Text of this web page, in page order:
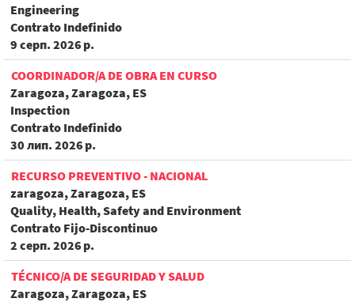
Engineering
Contrato Indefinido
9 серп. 2026 р.
COORDINADOR/A DE OBRA EN CURSO
Zaragoza, Zaragoza, ES
Inspection
Contrato Indefinido
30 лип. 2026 р.
RECURSO PREVENTIVO - NACIONAL
zaragoza, Zaragoza, ES
Quality, Health, Safety and Environment
Contrato Fijo-Discontinuo
2 серп. 2026 р.
TÉCNICO/A DE SEGURIDAD Y SALUD
Zaragoza, Zaragoza, ES